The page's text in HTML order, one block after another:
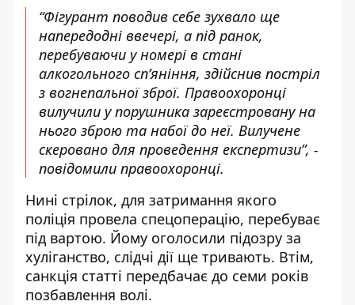
“Фігурант поводив себе зухвало ще
напередодні ввечері, а під ранок,
перебуваючи у номері в стані
алкогольного спʼяніння, здійснив постріл
з вогнепальної зброї. Правоохоронці
вилучили у порушника зареєстровану на
нього зброю та набої до неї. Вилучене
скеровано для проведення експертизи”, -
повідомили правоохоронці.
Нині стрілок, для затримання якого
поліція провела спецоперацію, перебуває
під вартою. Йому оголосили підозру за
хуліганство, слідчі дії ще тривають. Втім,
санкція статті передбачає до семи років
позбавлення волі.